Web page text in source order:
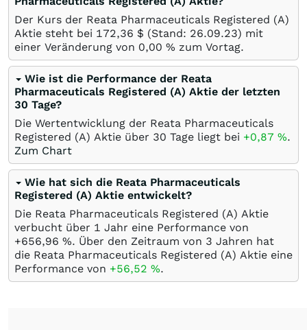
Der Kurs der Reata Pharmaceuticals Registered (A)
Aktie steht bei 172,36 $ (Stand: 26.09.23) mit
einer Veränderung von 0,00 % zum Vortag.
Wie ist die Performance der Reata
Pharmaceuticals Registered (A) Aktie der letzten
30 Tage?
Die Wertentwicklung der Reata Pharmaceuticals
Registered (A) Aktie über 30 Tage liegt bei +0,87 %.
Zum Chart
Wie hat sich die Reata Pharmaceuticals
Registered (A) Aktie entwickelt?
Die Reata Pharmaceuticals Registered (A) Aktie
verbucht über 1 Jahr eine Performance von
+656,96 %. Über den Zeitraum von 3 Jahren hat
die Reata Pharmaceuticals Registered (A) Aktie eine
Performance von +56,52 %.